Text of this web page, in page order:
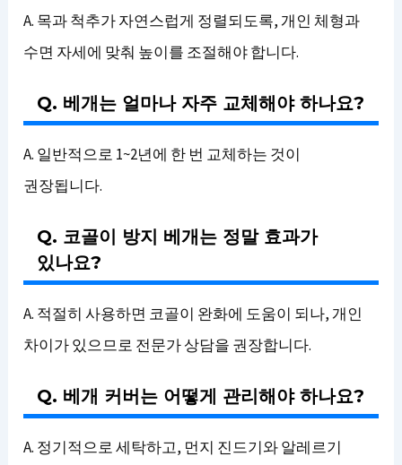
A. 목과 척추가 자연스럽게 정렬되도록, 개인 체형과
수면 자세에 맞춰 높이를 조절해야 합니다.
Q. 베개는 얼마나 자주 교체해야 하나요?
A. 일반적으로 1~2년에 한 번 교체하는 것이
권장됩니다.
Q. 코골이 방지 베개는 정말 효과가
있나요?
A. 적절히 사용하면 코골이 완화에 도움이 되나, 개인
차이가 있으므로 전문가 상담을 권장합니다.
Q. 베개 커버는 어떻게 관리해야 하나요?
A. 정기적으로 세탁하고, 먼지 진드기와 알레르기